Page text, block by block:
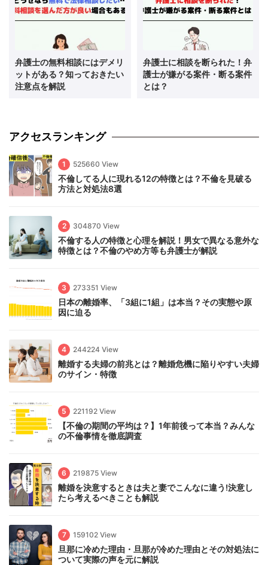
弁護士の無料相談にはデメリ
ットがある？知っておきたい
注意点を解説
弁護士に相談を断られた！弁
護士が嫌がる案件・断る案件
とは？
アクセスランキング
1 525660 View
不倫してる人に現れる12の特徴とは？不倫を見破る
方法と対処法8選
2 304870 View
不倫する人の特徴と心理を解説！男女で異なる意外な
特徴とは？不倫のやめ方等も弁護士が解説
3 273351 View
日本の離婚率、「3組に1組」は本当？その実態や原
因に迫る
4 244224 View
離婚する夫婦の前兆とは？離婚危機に陥りやすい夫婦
のサイン・特徴
5 221192 View
【不倫の期間の平均は？】1年前後って本当？みんな
の不倫事情を徹底調査
6 219875 View
離婚を決意するときは夫と妻でこんなに違う!決意し
たら考えるべきことも解説
7 159102 View
旦那に冷めた理由・旦那が冷めた理由とその対処法に
ついて実際の声を元に解説